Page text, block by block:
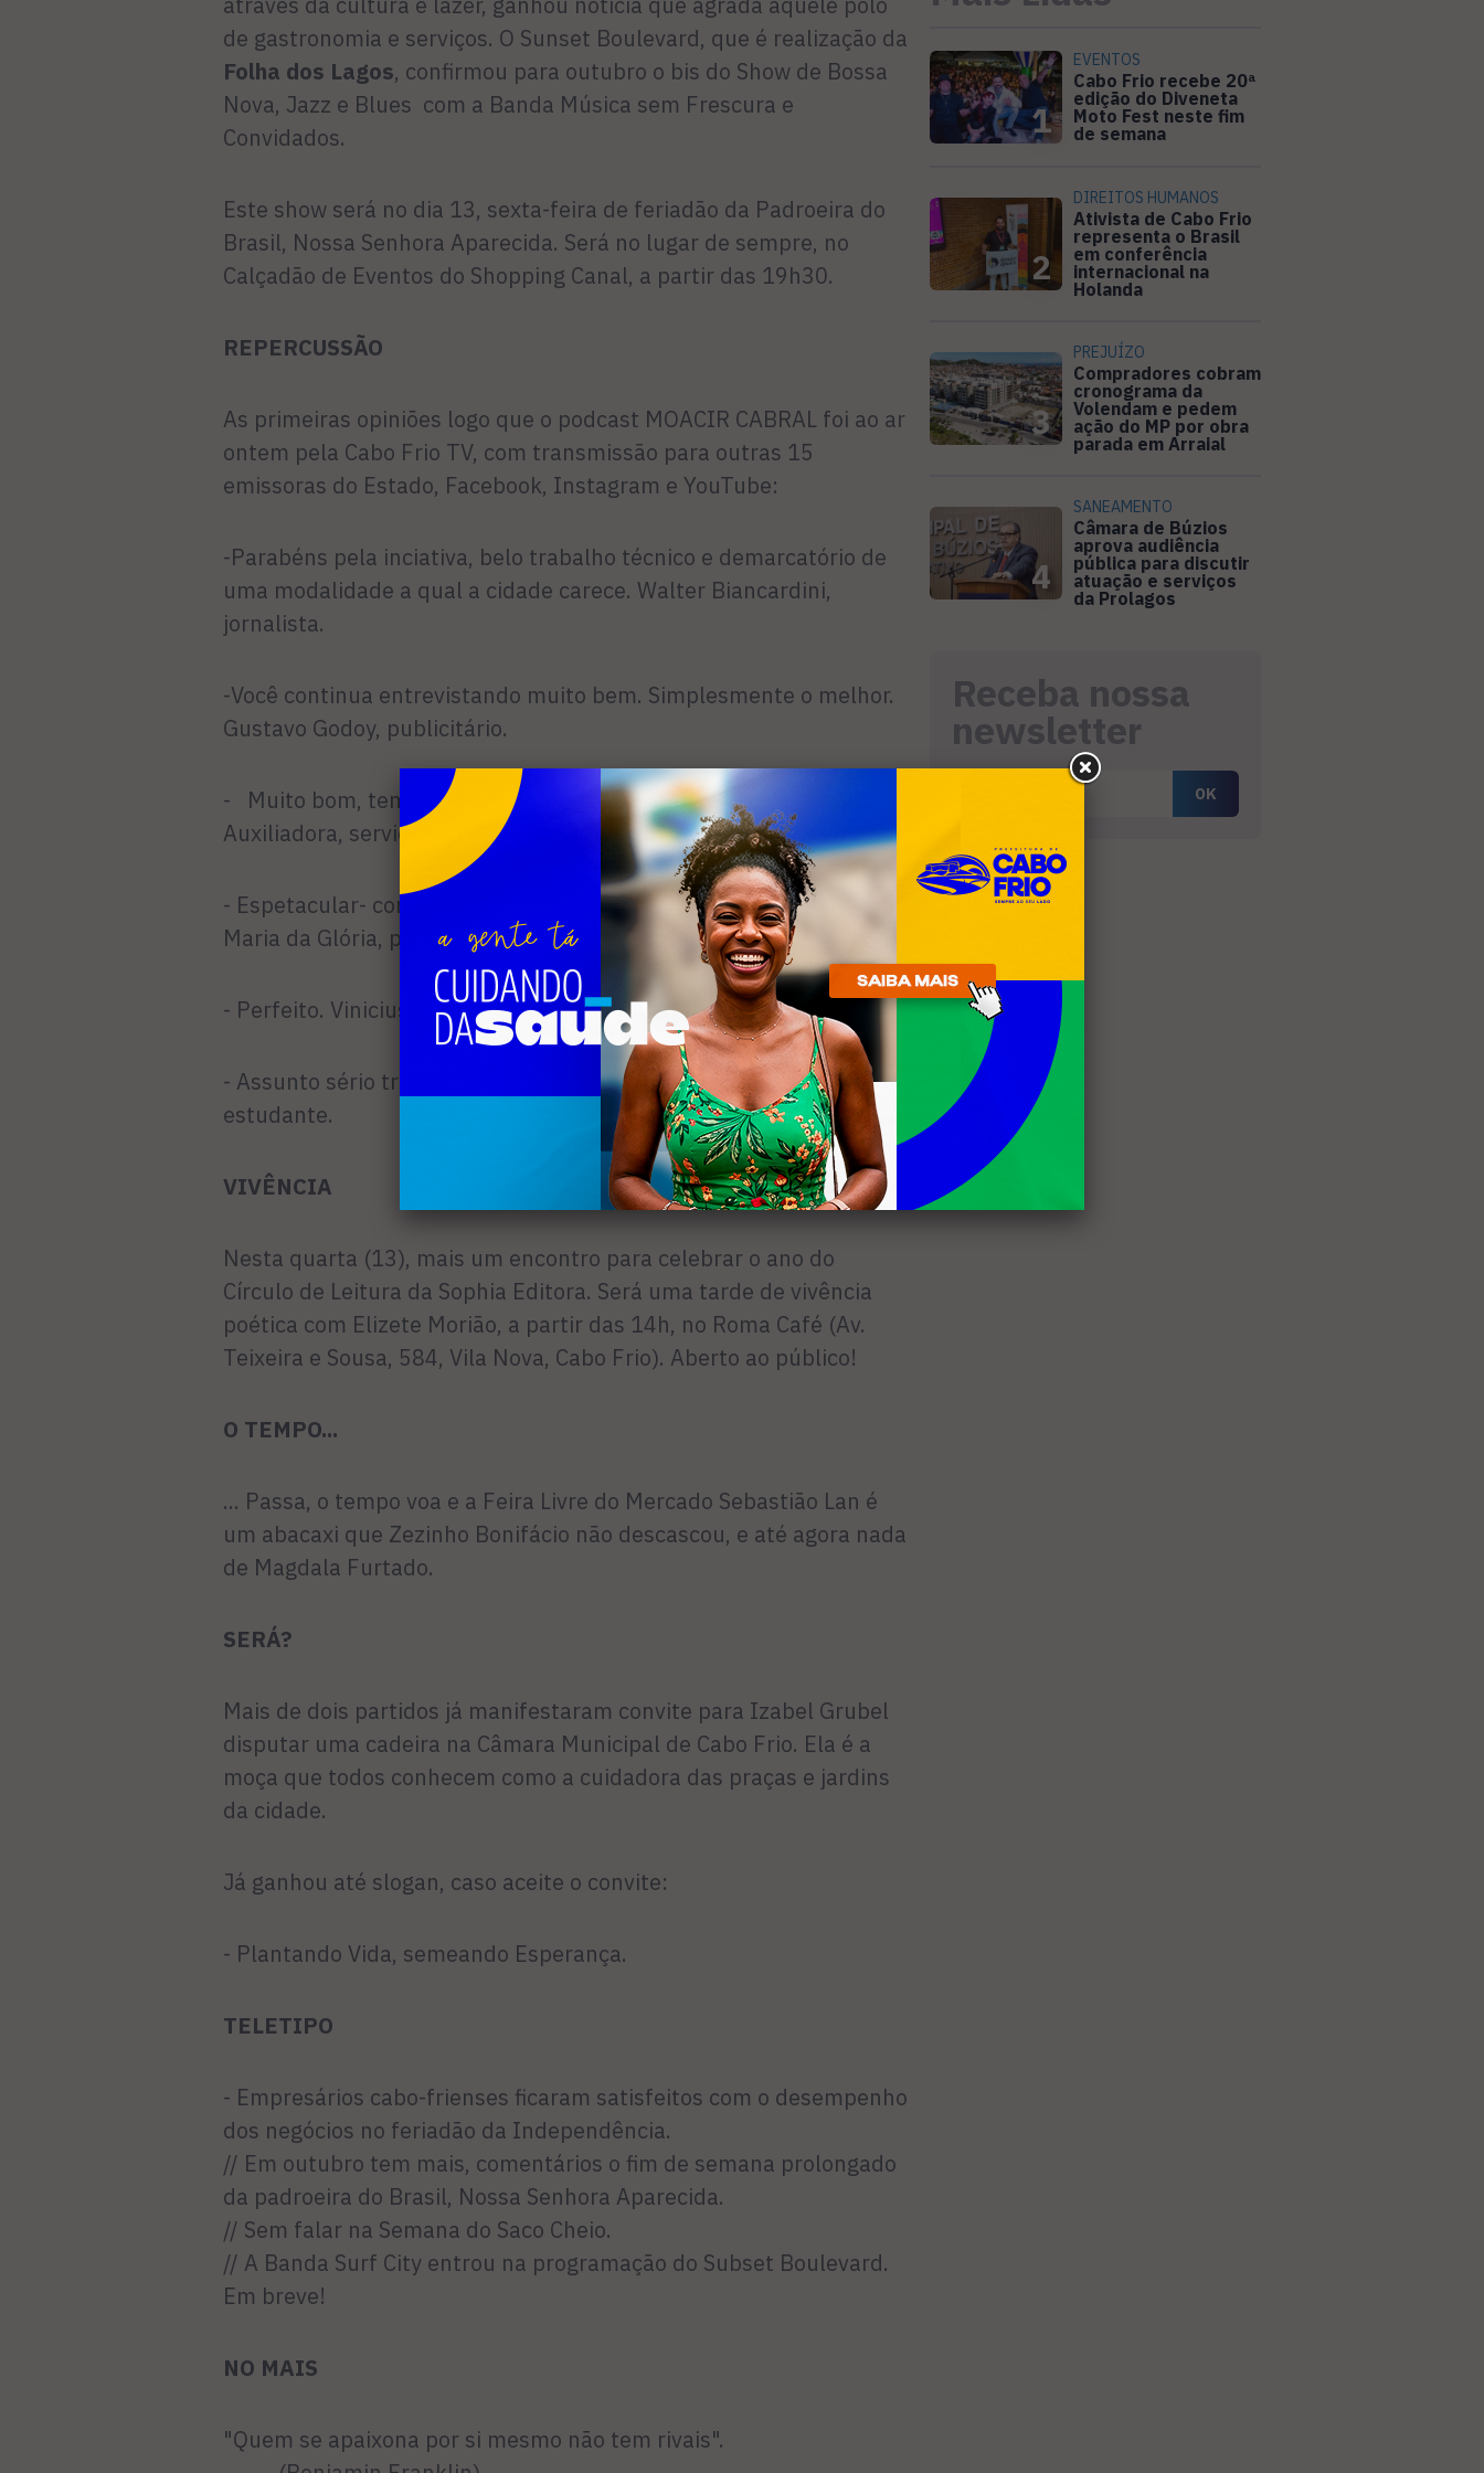
de gastronomia e serviços. O Sunset Boulevard, que é realização da
Folha dos Lagos, confirmou para outubro o bis do Show de Bossa
Nova, Jazz e Blues com a Banda Música sem Frescura e
Convidados.
Este show será no dia 13, sexta-feira de feriadão da Padroeira do
Brasil, Nossa Senhora Aparecida. Será no lugar de sempre, no
Calçadão de Eventos do Shopping Canal, a partir das 19h30.
REPERCUSSÃO
As primeiras opiniões logo que o podcast MOACIR CABRAL foi ao ar
ontem pela Cabo Frio TV, com transmissão para outras 15
emissoras do Estado, Facebook, Instagram e YouTube:
-Parabéns pela inciativa, belo trabalho técnico e demarcatório de
uma modalidade a qual a cidade carece. Walter Biancardini,
jornalista.
-Você continua entrevistando muito bem. Simplesmente o melhor.
Gustavo Godoy, publicitário.
- Muito bom, tema importantíssimo para os dias atuais. Maria
Auxiliadora, servidora pública aposentada.
- Espetacular- comentários idênticos de Maria de Lourdes Melado e
Maria da Glória, professoras.
- Perfeito. Vinicius Figueira, jornalista.
- Assunto sério tratado com seriedade. Parabéns! Ilda Conceição,
estudante.
VIVÊNCIA
Nesta quarta (13), mais um encontro para celebrar o ano do
Círculo de Leitura da Sophia Editora. Será uma tarde de vivência
poética com Elizete Morião, a partir das 14h, no Roma Café (Av.
Teixeira e Sousa, 584, Vila Nova, Cabo Frio). Aberto ao público!
O TEMPO...
... Passa, o tempo voa e a Feira Livre do Mercado Sebastião Lan é
um abacaxi que Zezinho Bonifácio não descascou, e até agora nada
de Magdala Furtado.
SERÁ?
Mais de dois partidos já manifestaram convite para Izabel Grubel
disputar uma cadeira na Câmara Municipal de Cabo Frio. Ela é a
moça que todos conhecem como a cuidadora das praças e jardins
da cidade.
Já ganhou até slogan, caso aceite o convite:
- Plantando Vida, semeando Esperança.
TELETIPO
- Empresários cabo-frienses ficaram satisfeitos com o desempenho
dos negócios no feriadão da Independência.
// Em outubro tem mais, comentários o fim de semana prolongado
da padroeira do Brasil, Nossa Senhora Aparecida.
// Sem falar na Semana do Saco Cheio.
// A Banda Surf City entrou na programação do Subset Boulevard.
Em breve!
NO MAIS
"Quem se apaixona por si mesmo não tem rivais".
1
EVENTOS
Cabo Frio recebe 20ª
edição do Diveneta
Moto Fest neste fim
de semana
2
DIREITOS HUMANOS
Ativista de Cabo Frio
representa o Brasil
em conferência
internacional na
Holanda
3
PREJUÍZO
Compradores cobram
cronograma da
Volendam e pedem
ação do MP por obra
parada em Arraial
4
SANEAMENTO
Câmara de Búzios
aprova audiência
pública para discutir
atuação e serviços
da Prolagos
Receba nossa
newsletter